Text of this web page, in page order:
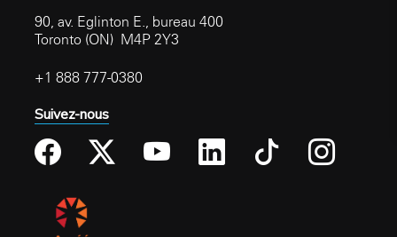
90, av. Eglinton E., bureau 400
Toronto (ON) M4P 2Y3
+1 888 777-0380
Suivez-nous